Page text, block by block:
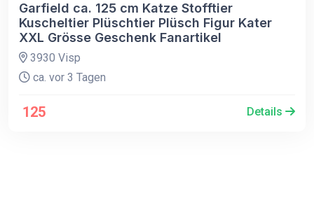
Garfield ca. 125 cm Katze Stofftier
Kuscheltier Plüschtier Plüsch Figur Kater
XXL Grösse Geschenk Fanartikel
3930 Visp
ca. vor 3 Tagen
125 Details